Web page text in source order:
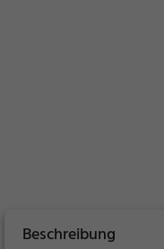
Beschreibung